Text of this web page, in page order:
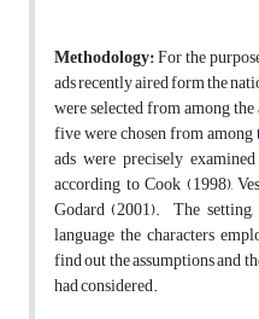
Methodology:For the
ads recently aired form the
were selected from among
five were chosen from
ads were precisely
according to Cook (1998),
Godard (2001). The setting,
language the characters
find out the assumptions and
had considered.